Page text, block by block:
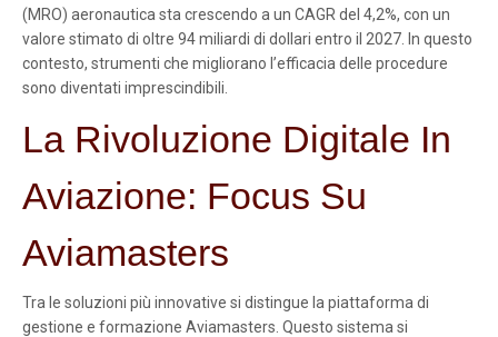
(MRO) aeronautica sta crescendo a un CAGR del 4,2%, con un
valore stimato di oltre 94 miliardi di dollari entro il 2027. In questo
contesto, strumenti che migliorano l’efficacia delle procedure
sono diventati imprescindibili.
La Rivoluzione Digitale In
Aviazione: Focus Su
Aviamasters
Tra le soluzioni più innovative si distingue la piattaforma di
gestione e formazione Aviamasters. Questo sistema si